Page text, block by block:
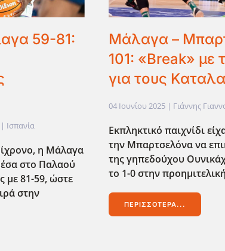
59-81:
Ισπανία
η Μάλαγα
στο Παλαού
με 81-59, ώστε
στην
Μάλαγα –
101: «Break»
για τους
04 Ιουνίου 2025| Γιάννης
Εκπληκτικό παιχνίδι
την Μπαρτσελόνα να
της γηπεδούχου
το 1-0 στην
ΠΕΡΙΣΣΌΤΕΡΑ...